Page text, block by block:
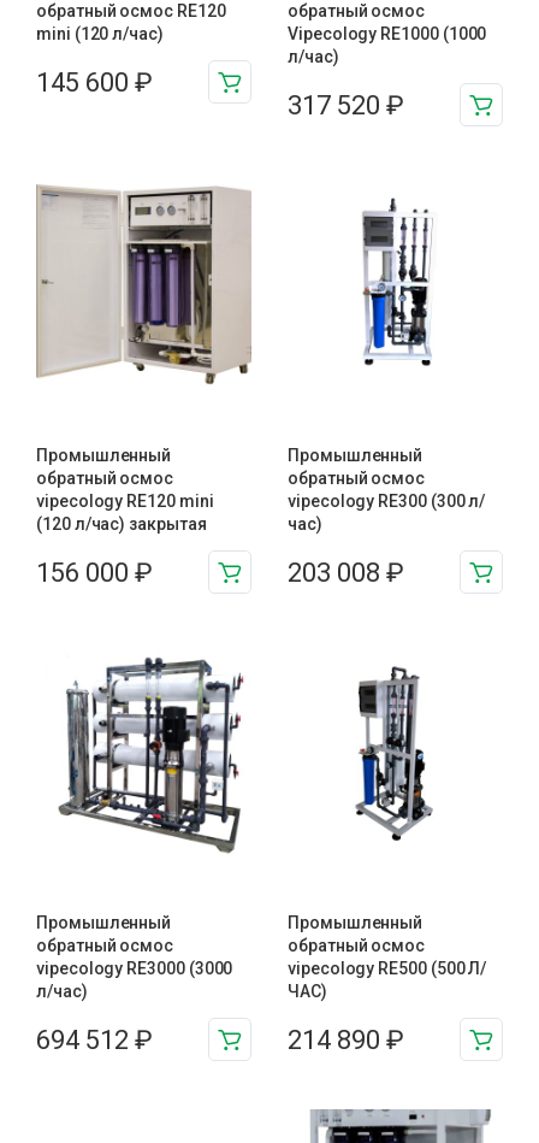
обратный осмос RE120
mini (120 л/час)
145 600 ₽
обратный осмос
Vipecology RE1000 (1000
л/час)
317 520 ₽
Промышленный
обратный осмос
vipecology RE120 mini
(120 л/час) закрытая
156 000 ₽
Промышленный
обратный осмос
vipecology RE300 (300 л/
час)
203 008 ₽
Промышленный
обратный осмос
vipecology RE3000 (3000
л/час)
694 512 ₽
Промышленный
обратный осмос
vipecology RE500 (500 Л/
ЧАС)
214 890 ₽